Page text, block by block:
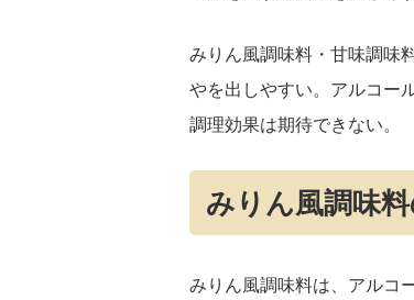
みりん風調味料・甘味調味
やを出しやすい。アルコー
調理効果は期待できない。
みりん風調味
みりん風調味料は、アルコ